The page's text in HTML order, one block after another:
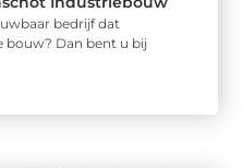
bedrijf dat
bouw? Dan bent u bij